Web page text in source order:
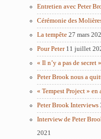
Entretien avec Peter
Cérémonie des
La tempête 27 mars
Pour Peter 11 juillet
« Il n’y a pas de secret »
Peter Brook nous a
« Tempest Project » en
Peter Brook Interviews
Interview de Peter
2021